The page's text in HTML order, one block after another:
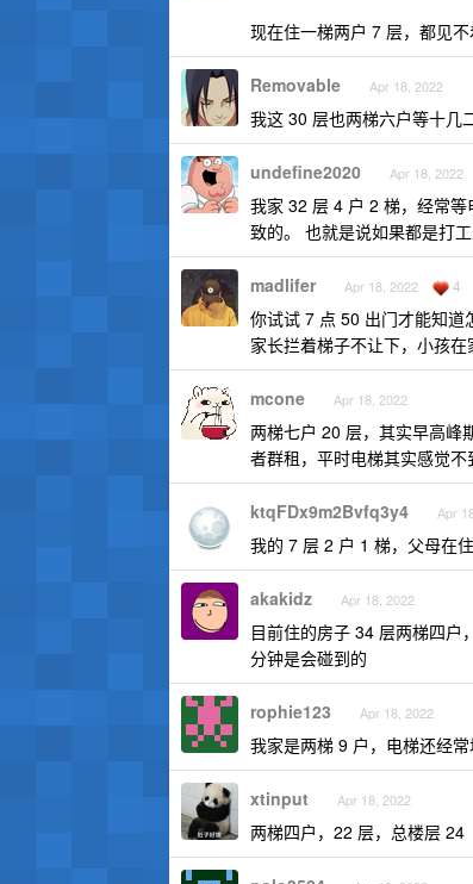
现在住一梯两户 7 层，都见不
Removable Apr 18, 2022
我这 30 层也两梯六户等十几
undefine2020 Apr 18, 2022
我家 32 层 4 户 2 梯，经常
致的。 也就是说如果都是打
madlifer Apr 18, 2022 4
你试试 7 点 50 出门才能知道
家长拦着梯子不让下，小孩
mcone Apr 18, 2022
两梯七户 20 层，其实早高峰
者群租，平时电梯其实感觉不
ktqFDx9m2Bvfq3y4 Apr
我的 7 层 2 户 1 梯，父母在住
akakidz Apr 18, 2022
目前住的房子 34 层两梯四户
分钟是会碰到的
rophie123 Apr 18, 2022
我家是两梯 9 户，电梯还经常
xtinput Apr 18, 2022
两梯四户，22 层，总楼层 24